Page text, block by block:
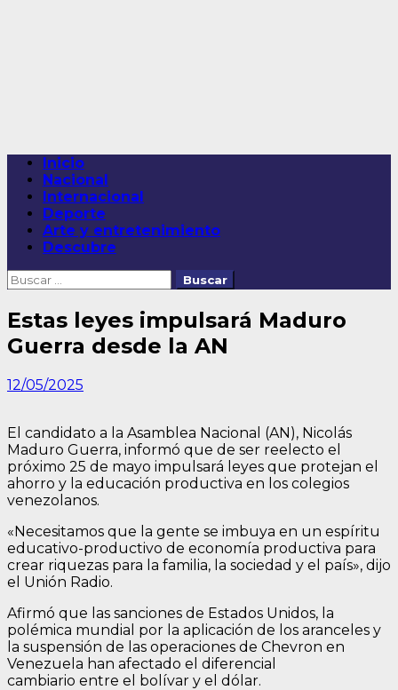
Menú
principal
Inicio
Nacional
Internacional
Deporte
Arte y entretenimiento
Descubre
Buscar:
Estas leyes impulsará Maduro
Guerra desde la AN
12/05/2025
El candidato a la Asamblea Nacional (AN), Nicolás
Maduro Guerra, informó que de ser reelecto el
próximo 25 de mayo impulsará leyes que protejan el
ahorro y la educación productiva en los colegios
venezolanos.
«Necesitamos que la gente se imbuya en un espíritu
educativo-productivo de economía productiva para
crear riquezas para la familia, la sociedad y el país», dijo
el Unión Radio.
Afirmó que las sanciones de Estados Unidos, la
polémica mundial por la aplicación de los aranceles y
la suspensión de las operaciones de Chevron en
Venezuela han afectado el diferencial
cambiario entre el bolívar y el dólar.